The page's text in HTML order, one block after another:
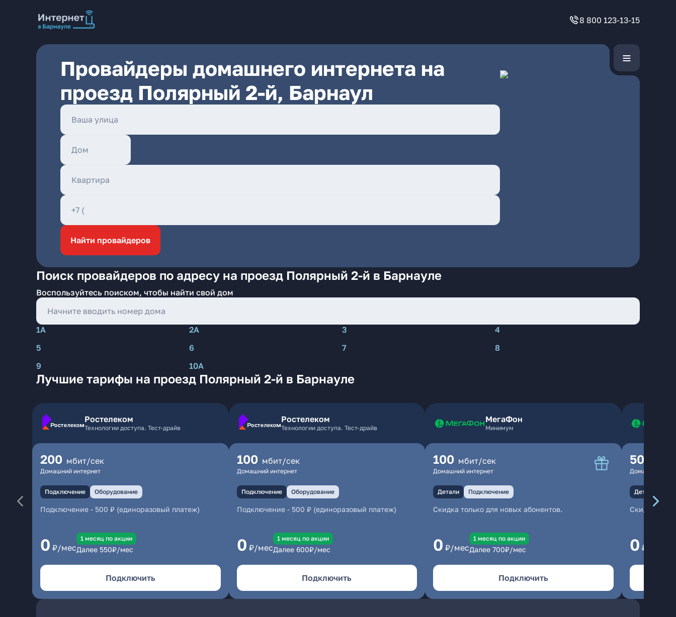
8 800 123-13-15
Провайдеры домашнего интернета на
проезд Полярный 2-й, Барнаул
Найти провайдеров
Поиск провайдеров по адресу на проезд Полярный 2-й в Барнауле
Воспользуйтесь поиском, чтобы найти свой дом
1А 2А 3
4
5
6 7
8
9
10А
Лучшие тарифы на проезд Полярный 2-й в Барнауле
Ростелеком
Технологии доступа. Тест-драйв
200 мбит/сек
Домашний интернет
Подключение Оборудование
Подключение - 500 ₽ (единоразовый платеж)
0 ₽/мес
1 месяц по акции
Далее 550₽/мес
Подключить
Ростелеком
Технологии доступа. Тест-драйв
100 мбит/сек
Домашний интернет
Подключение Оборудование
Подключение- 500 ₽ (единоразовый платеж)
0 ₽/мес
1 месяц по акции
Далее 600₽/мес
Подключить
МегаФон
Минимум
100 мбит/сек
Домашний интернет
Детали Подключение
Скидка только для новых абонентов.
0 ₽/мес
1 месяц по акции
Далее 700₽/мес
Подключить
500
Домашний
Детали
Скидка
0 ₽/мес